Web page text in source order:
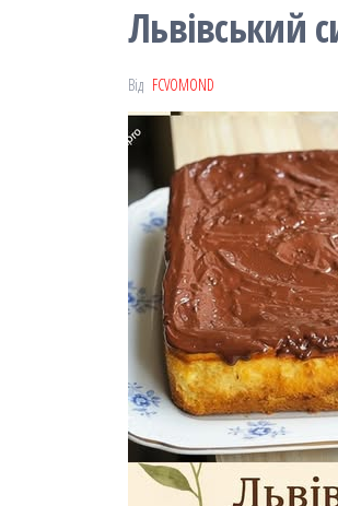
Львівський
Від FCVOMOND